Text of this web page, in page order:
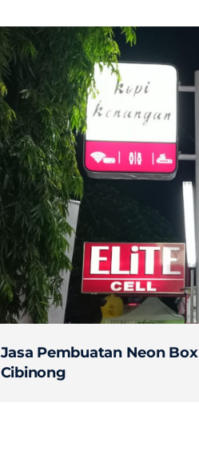
Jasa Pembuatan Neon Box
Cibinong